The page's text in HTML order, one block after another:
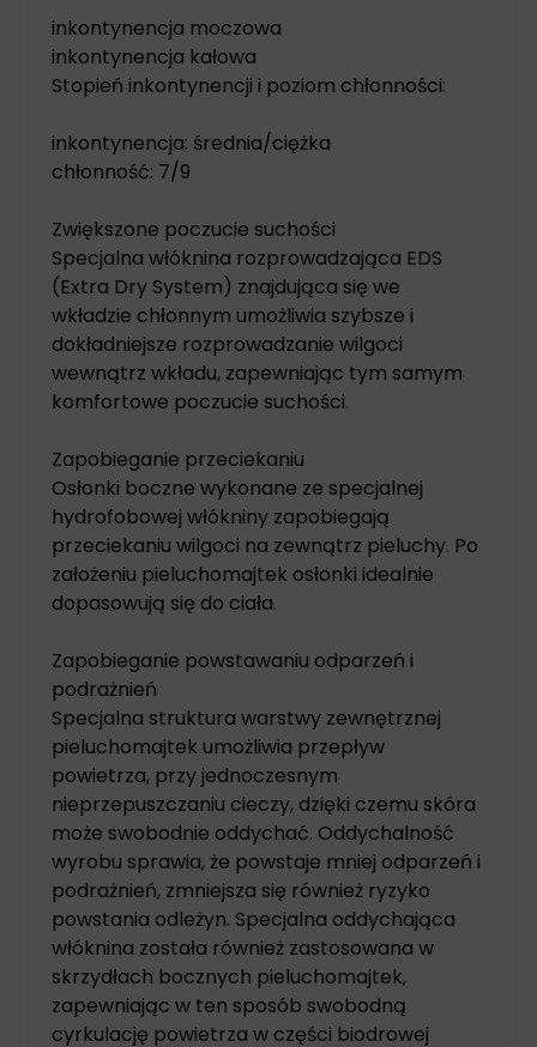
inkontynencja moczowa
inkontynencja kałowa
Stopień inkontynencji i poziom chłonności:
inkontynencja: średnia/ciężka
chłonność: 7/9
Zwiększone poczucie suchości
Specjalna włóknina rozprowadzająca EDS
(Extra Dry System) znajdująca się we
wkładzie chłonnym umożliwia szybsze i
dokładniejsze rozprowadzanie wilgoci
wewnątrz wkładu, zapewniając tym samym
komfortowe poczucie suchości.
Zapobieganie przeciekaniu
Osłonki boczne wykonane ze specjalnej
hydrofobowej włókniny zapobiegają
przeciekaniu wilgoci na zewnątrz pieluchy. Po
założeniu pieluchomajtek osłonki idealnie
dopasowują się do ciała.
Zapobieganie powstawaniu odparzeń i
podrażnień
Specjalna struktura warstwy zewnętrznej
pieluchomajtek umożliwia przepływ
powietrza, przy jednoczesnym
nieprzepuszczaniu cieczy, dzięki czemu skóra
może swobodnie oddychać. Oddychalność
wyrobu sprawia, że powstaje mniej odparzeń i
podrażnień, zmniejsza się również ryzyko
powstania odleżyn. Specjalna oddychająca
włóknina została również zastosowana w
skrzydłach bocznych pieluchomajtek,
zapewniając w ten sposób swobodną
cyrkulację powietrza w części biodrowej